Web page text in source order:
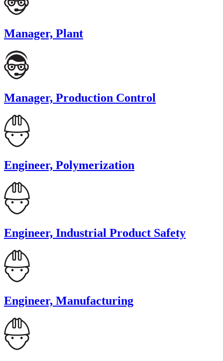
Manager, Plant
Manager, Production Control
Engineer, Polymerization
Engineer, Industrial Product Safety
Engineer, Manufacturing